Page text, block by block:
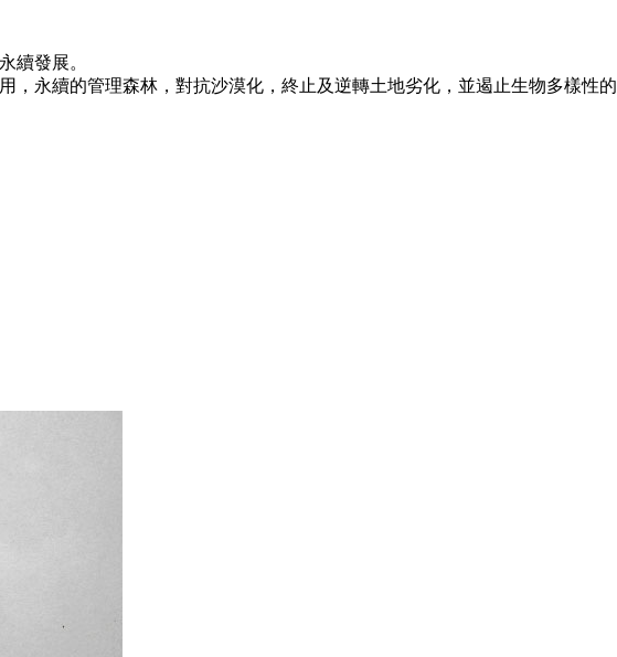
續發展。
，永續的管理森林，對抗沙漠化，終止及逆轉土地劣化，並遏止生物多樣性